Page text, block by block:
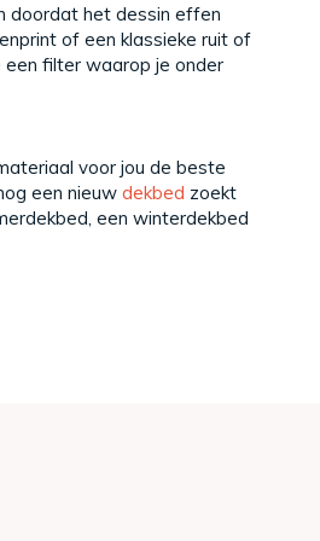
doordat het dessin effen
of een klassieke ruit of
een filter waarop je onder
voor jou de beste
een nieuw dekbed zoekt
een winterdekbed